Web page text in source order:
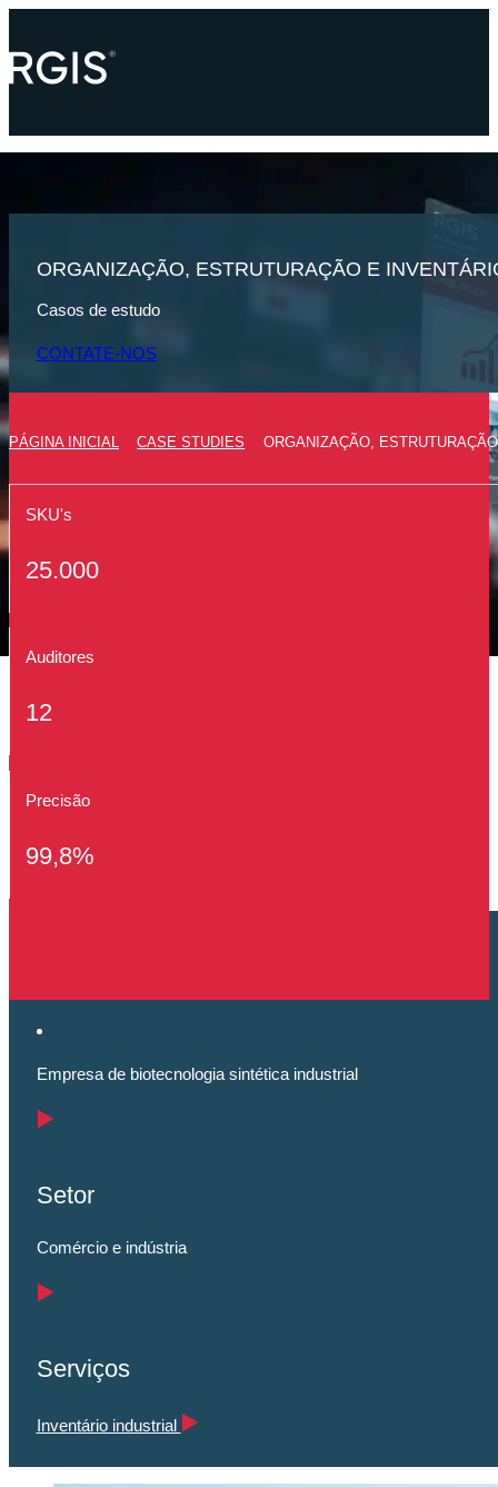
ORGANIZAÇÃO, ESTRUTURAÇÃO E
Casos de estudo
CONTATE-NOS
PÁGINA INICIAL CASE STUDIES ORGANIZAÇÃO,
SKU's
25.000
Auditores
12
Precisão
99,8%
Empresa de biotecnologia sintética industrial
Setor
Comércio e indústria
Serviços
Inventário industrial